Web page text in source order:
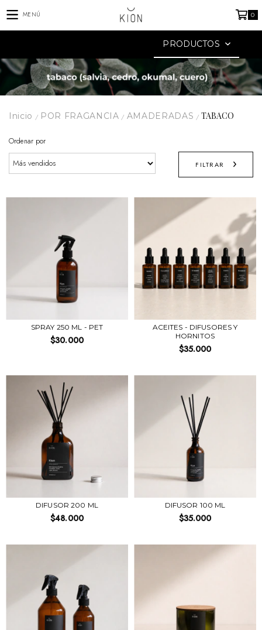
MENÚ 0
PRODUCTOS
Inicio / POR FRAGANCIA / AMADERADAS / TABACO
Ordenar por
FILTRAR
SPRAY 250 ML - PET
$30.000
ACEITES - DIFUSORES Y
HORNITOS
$35.000
DIFUSOR 200 ML
$48.000
DIFUSOR 100 ML
$35.000